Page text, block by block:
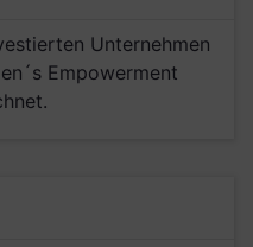
Unternehmen
Empowerment